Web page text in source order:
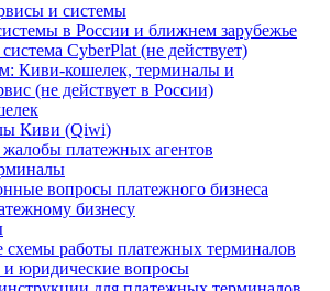
и системы
в России и ближнем зарубежье
CyberPlat (не действует)
Киви-кошелек, терминалы и
(не действует в России)
Киви (Qiwi)
платежных агентов
вопросы платежного бизнеса
бизнесу
схемы работы платежных терминалов
юридические вопросы